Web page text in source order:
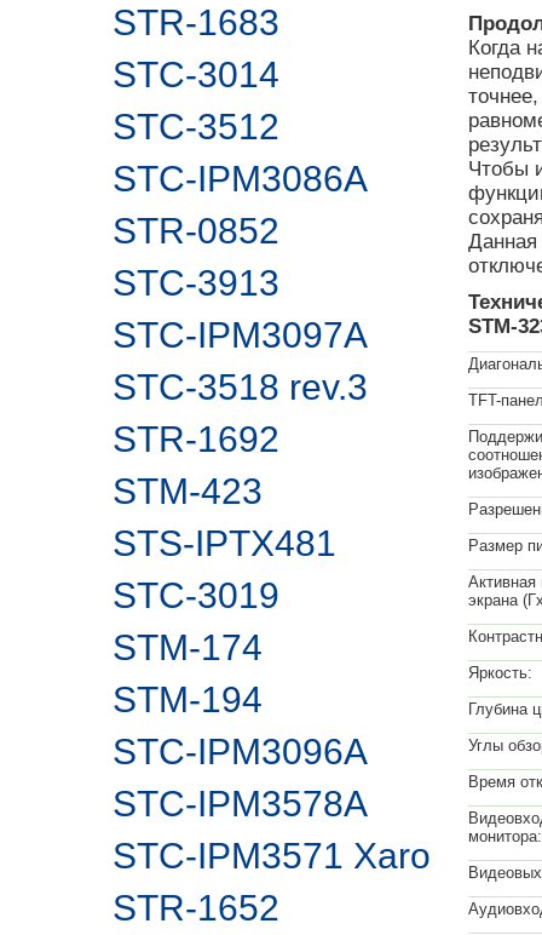
STR-1683
STC-3014
STC-3512
STC-IPM3086A
STR-0852
STC-3913
STC-IPM3097A
STC-3518 rev.3
STR-1692
STM-423
STS-IPTX481
STC-3019
STM-174
STM-194
STC-IPM3096A
STC-IPM3578A
STC-IPM3571 Xaro
STR-1652
Когда
Чтобы
STM-
TFT-
Размер
экрана
Яркость:
Глубина
Углы
Время
монитора: